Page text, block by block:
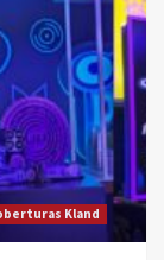
Kland